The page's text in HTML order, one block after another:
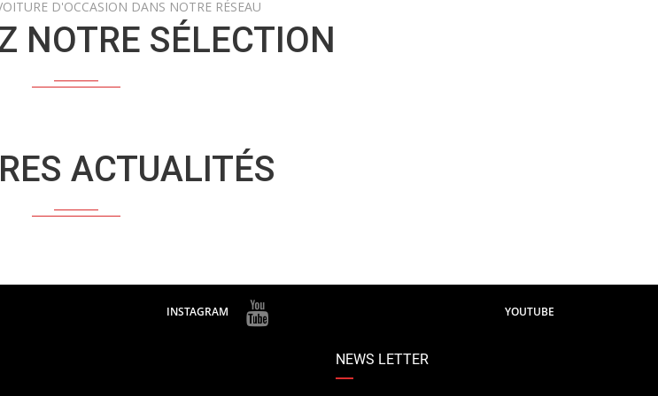
D'OCCASION DANS NOTRE RÉSEAU
NOTRE SÉLECTION
ACTUALITÉS
INSTAGRAM YOUTUBE
NEWS LETTER